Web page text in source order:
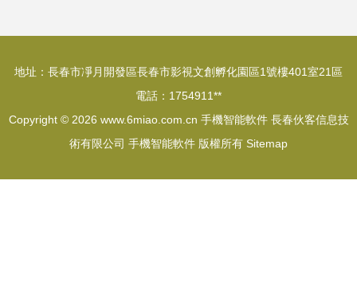
地址：長春市凈月開發區長春市影視文創孵化園區1號樓401室21區
電話：1754911**
Copyright © 2026 www.6miao.com.cn 手機智能軟件 長春伙客信息技
術有限公司 手機智能軟件 版權所有 Sitemap